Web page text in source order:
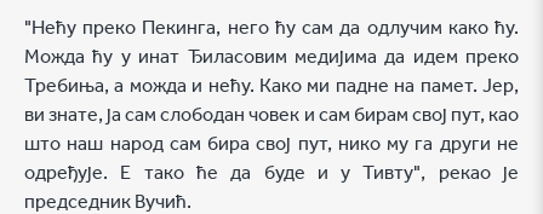
"Нећу преко Пекинга, него ћу сам да одлучим како ћу.
Можда ћу у инат Ђиласовим медијима да идем преко
Требиња, а можда и нећу. Како ми падне на памет. Јер,
ви знате, ја сам слободан човек и сам бирам свој пут, као
што наш народ сам бира свој пут, нико му га други не
одређује. Е тако ће да буде и у Тивту", рекао је
председник Вучић.